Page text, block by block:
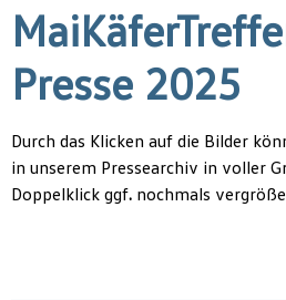
Presse 2025
Durch das Klicken auf die Bilder
in unserem Pressearchiv in voller
Doppelklick ggf. nochmals